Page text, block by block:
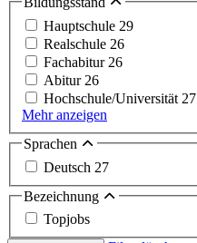
Hauptschule 29
Realschule 26
Fachabitur 26
Abitur 26
Hochschule/Universität 27
Mehr anzeigen
Sprachen
Deutsch 27
Bezeichnung
Topjobs